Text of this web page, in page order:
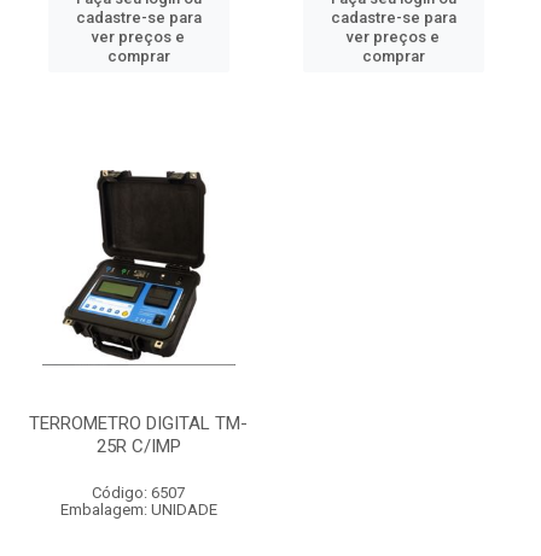
cadastre-se para
ver preços e
comprar
cadastre-se para
ver preços e
comprar
TERROMETRO DIGITAL TM-
25R C/IMP
Código: 6507
Embalagem: UNIDADE